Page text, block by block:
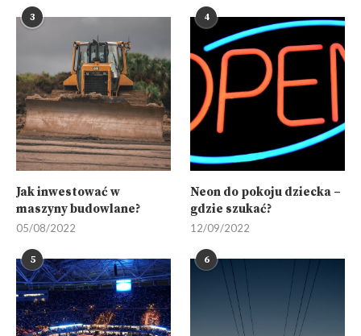
3
Jak inwestować w
maszyny budowlane?
05/08/2022
4
Neon do pokoju dziecka –
gdzie szukać?
12/09/2022
5 6